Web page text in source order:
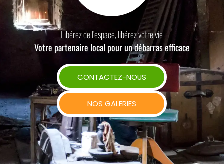
Libérez de l’espace, libérez votre vie
Votre partenaire local pour un débarras efficace
CONTACTEZ-NOUS
NOS GALERIES